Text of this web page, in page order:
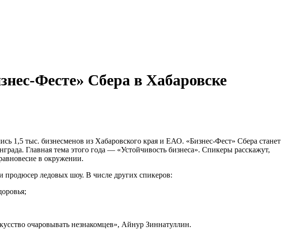
Фесте» Сбера в Хабаровске
1,5 тыс. бизнесменов из Хабаровского края и ЕАО. «Бизнес-Фест» Сбера станет
Главная тема этого года — «Устойчивость бизнеса». Спикеры расскажут,
в окружении.
ледовых шоу. В числе других спикеров:
очаровывать незнакомцев», Айнур Зиннатуллин.